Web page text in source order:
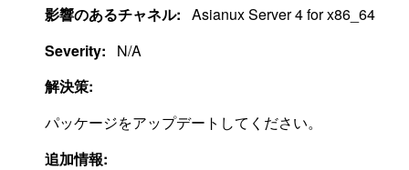
影響のあるチャネル: Asianux Server 4 for x86_64
Severity:
N/A
解決策:
パッケージをアップデートしてください。
追加情報: